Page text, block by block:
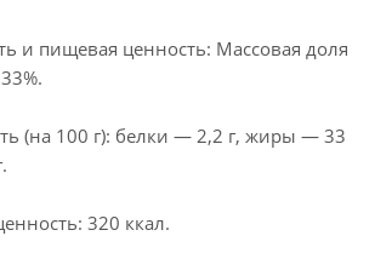
и пищевая ценность: Массовая доля
(на 100 г): белки — 2,2 г, жиры — 33
320 ккал.